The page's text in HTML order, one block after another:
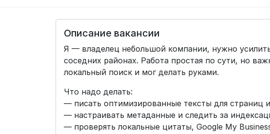
Описание вакансии
Я — владелец небольшой компании, нужно
соседних районах. Работа простая по сути, но
локальный поиск и мог делать руками.
Что надо делать:
— писать оптимизированные тексты для страниц
— настраивать метаданные и следить за
— проверять локальные цитаты, Google My